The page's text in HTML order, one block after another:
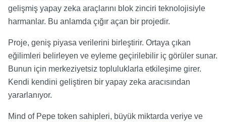
gelişmiş yapay zeka araçlarını blok zinciri teknolojisiyle
harmanlar. Bu anlamda çığır açan bir projedir.
Proje, geniş piyasa verilerini birleştirir. Ortaya çıkan
eğilimleri belirleyen ve eyleme geçirilebilir iç görüler sunar.
Bunun için merkeziyetsiz topluluklarla etkileşime girer.
Kendi kendini geliştiren bir yapay zeka aracısından
yararlanıyor.
Mind of Pepe token sahipleri, büyük miktarda veriye ve